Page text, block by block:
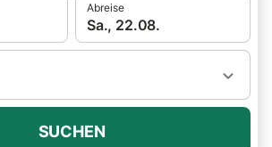
Abreise
Sa., 22.08.
SUCHEN